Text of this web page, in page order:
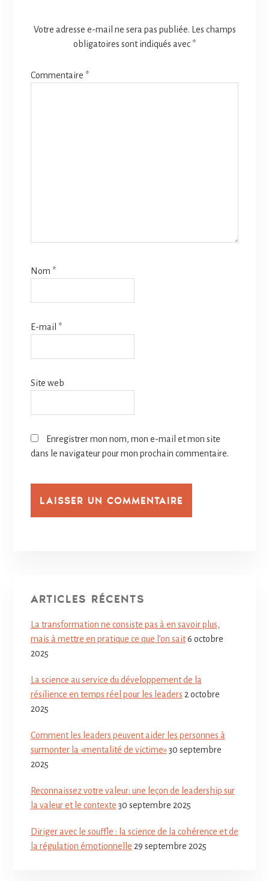
Votre adresse e-mail ne sera pas publiée.
Les champs
obligatoires sont indiqués avec *
Commentaire *
Nom *
E-mail *
Site web
Enregistrer mon nom, mon e-mail et mon site
dans le navigateur pour mon prochain commentaire.
ARTICLES RÉCENTS
La transformation ne consiste pas à en savoir plus,
mais à mettre en pratique ce que l’on sait 6 octobre
2025
La science au service du développement de la
résilience en temps réel pour les leaders 2 octobre
2025
Comment les leaders peuvent aider les personnes à
surmonter la «mentalité de victime» 30 septembre
2025
Reconnaissez votre valeur: une leçon de leadership sur
la valeur et le contexte 30 septembre 2025
Diriger avec le souffle : la science de la cohérence et de
la régulation émotionnelle 29 septembre 2025